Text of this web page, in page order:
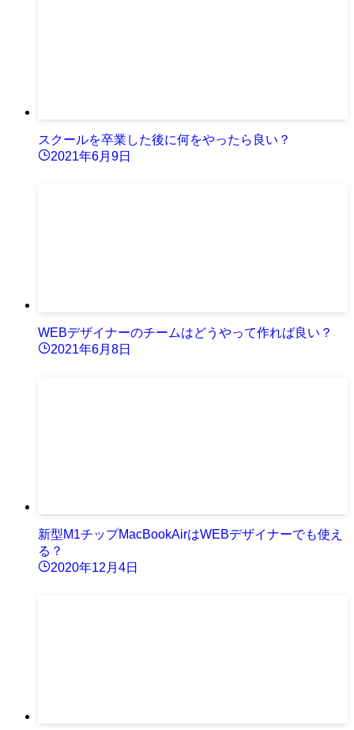
スクールを卒業した後に何をやったら良い？
2021年6月9日
WEBデザイナーのチームはどうやって作れば良い？
2021年6月8日
新型M1チップMacBookAirはWEBデザイナーでも使え
る？
2020年12月4日